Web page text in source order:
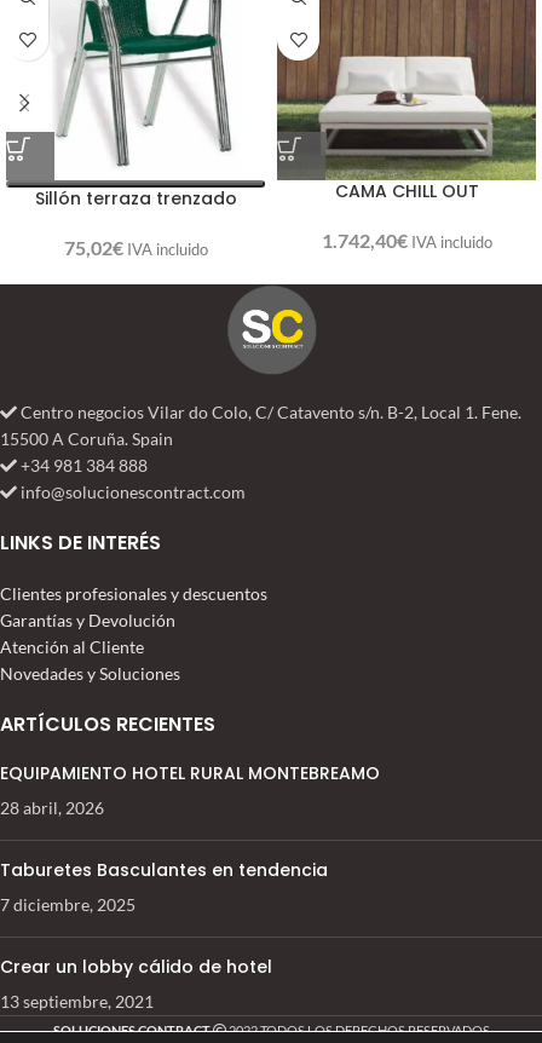
Sillón terraza trenzado
75,02€ IVA incluido
CAMA CHILL OUT
1.742,40€ IVA incluido
Centro negocios Vilar do Colo, C/ Catavento s/n. B-2, Local 1. Fene.
15500 A Coruña. Spain
+34 981 384 888
info@solucionescontract.com
LINKS DE INTERÉS
Clientes profesionales y descuentos
Garantías y Devolución
Atención al Cliente
Novedades y Soluciones
ARTÍCULOS RECIENTES
EQUIPAMIENTO HOTEL RURAL MONTEBREAMO
28 abril, 2026
Taburetes Basculantes en tendencia
7 diciembre, 2025
Crear un lobby cálido de hotel
13 septiembre, 2021
SOLUCIONES CONTRACT 2022 TODOS LOS DERECHOS RESERVADOS